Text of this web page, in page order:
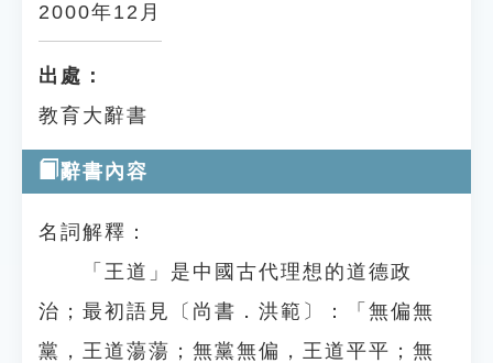
2000年12月
出處：
教育大辭書
辭書內容
名詞解釋：
「王道」是中國古代理想的道德政
治；最初語見〔尚書．洪範〕：「無偏無
黨，王道蕩蕩；無黨無偏，王道平平；無